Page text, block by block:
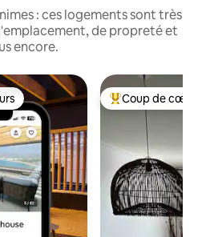
: ces logements sont très
de propreté et
encore.
les plus appréciés Coups de cœur
Coup de cœur